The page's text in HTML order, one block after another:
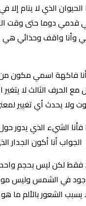
الذي لا ينام
قدمي دوما حتى وقت
وأنا واقف وحذائي
فاكهة اسمي مكون
مع الحرف الثالث لا
ولا يحدث أي تغيير
الشيء الذي يدور
أنا أكون الجدار
فقط لكن ليس بحجم
في الشمس وليس
الشعور بالألم ما